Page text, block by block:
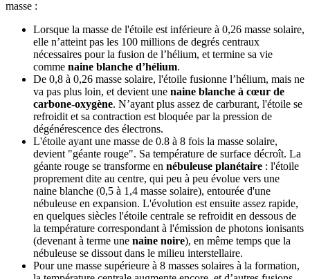
masse :
Lorsque la masse de l'étoile est inférieure à 0,26 masse solaire,
elle n’atteint pas les 100 millions de degrés centraux
nécessaires pour la fusion de l’hélium, et termine sa vie
comme naine blanche d’hélium.
De 0,8 à 0,26 masse solaire, l'étoile fusionne l’hélium, mais ne
va pas plus loin, et devient une naine blanche à cœur de
carbone-oxygène. N’ayant plus assez de carburant, l'étoile se
refroidit et sa contraction est bloquée par la pression de
dégénérescence des électrons.
L'étoile ayant une masse de 0.8 à 8 fois la masse solaire,
devient "géante rouge". Sa température de surface décroît. La
géante rouge se transforme en nébuleuse planétaire : l'étoile
proprement dite au centre, qui peu à peu évolue vers une
naine blanche (0,5 à 1,4 masse solaire), entourée d'une
nébuleuse en expansion. L'évolution est ensuite assez rapide,
en quelques siècles l'étoile centrale se refroidit en dessous de
la température correspondant à l'émission de photons ionisants
(devenant à terme une naine noire), en même temps que la
nébuleuse se dissout dans le milieu interstellaire.
Pour une masse supérieure à 8 masses solaires à la formation,